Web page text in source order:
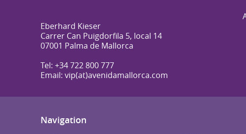
Eberhard Kieser
Carrer Can Puigdorfila 5, local 14
07001 Palma de Mallorca
Tel: +34 722 800 777
Email: vip(at)avenidamallorca.com
Navigation